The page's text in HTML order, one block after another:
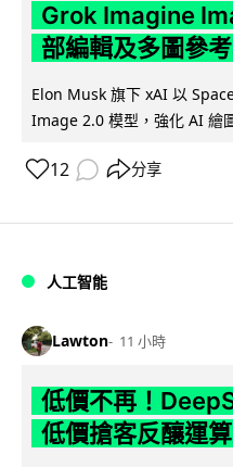
Grok Imagine
部編輯及多圖參
Elon Musk 旗下 xAI 以
Image 2.0 模型，強化 AI 繪
12 分享
人工智能
Lawton 11 小時
低價不再！
低價搶客反釀運